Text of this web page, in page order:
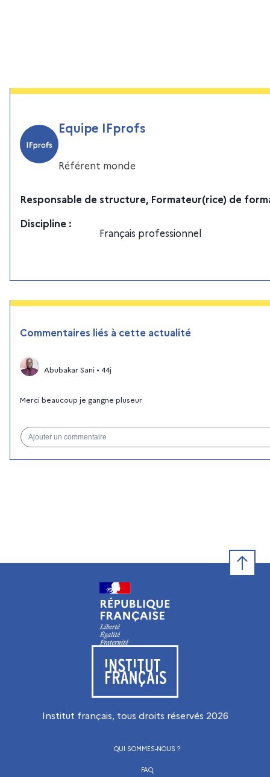
Equipe IFprofs
Référent monde
Responsable de structure, Formateur(rice) de
Discipline :
Français professionnel
Commentaires liés à cette actualité
Abubakar Sani • 44j
Merci beaucoup je gangne pluseur
Ajouter un commentaire
Visiter le site de l’Institut français
Institut français, tous droits réservés 2026
QUI SOMMES-NOUS ?
FAQ